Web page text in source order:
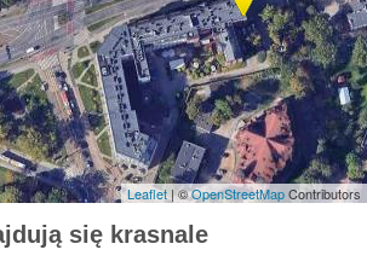
Leaflet| ©OpenStreetMapContributors
się krasnale